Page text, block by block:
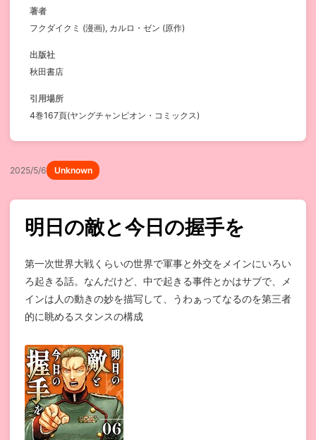
著者
フクダイクミ (漫画), カルロ・ゼン (原作)
出版社
秋田書店
引用場所
4巻167頁(ヤングチャンピオン・コミックス)
2025/5/6 Unknown
明日の敵と今日の握手を
第一次世界大戦くらいの世界で軍事と外交をメインにいろい
ろ起きる話。なんだけど、中で起きる事件とかはサブで、メ
インは人の動きの妙を描写して、うわぁってなるのを第三者
的に眺めるスタンスの構成